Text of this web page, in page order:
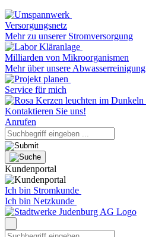
Versorgungsnetz
Mehr zu unserer Stromversorgung
Milliarden von Mikroorganismen
Mehr über unsere Abwasserreinigung
Service für mich
Kontaktieren Sie uns!
Anrufen
Kundenportal
Ich bin Stromkunde
Ich bin Netzkunde